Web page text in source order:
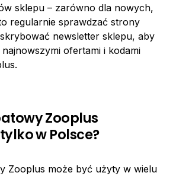
sklepu – zarówno dla nowych,
regularnie sprawdzać strony
newsletter sklepu, aby
ofertami i kodami
Zooplus
w Polsce?
Zooplus może być użyty w wielu